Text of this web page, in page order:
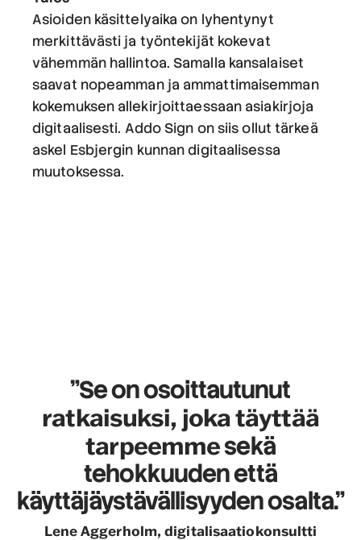
Asioiden käsittelyaika on lyhentynyt
merkittävästi ja työntekijät kokevat
vähemmän hallintoa. Samalla kansalaiset
saavat nopeamman ja ammattimaisemman
kokemuksen allekirjoittaessaan asiakirjoja
digitaalisesti. Addo Sign on siis ollut tärkeä
askel Esbjergin kunnan digitaalisessa
muutoksessa.
"Se on osoittautunut
ratkaisuksi, joka täyttää
tarpeemmesekä
tehokkuuden että
käyttäjäystävällisyyden osalta."
Lene Aggerholm, digitalisaatiokonsultti